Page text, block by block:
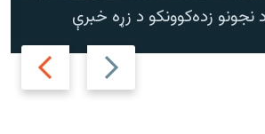
Previous
slide
Next
slide
زده‌کوونکو د زړه خبرې